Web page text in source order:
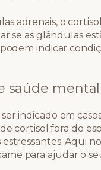
adrenais, o
se as glândulas
indicar
saúde mental
indicado em
cortisol fora do
Aqui
para ajudar o